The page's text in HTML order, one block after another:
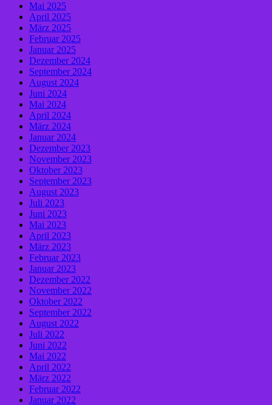
Mai 2025
April 2025
März 2025
Februar 2025
Januar 2025
Dezember 2024
September 2024
August 2024
Juni 2024
Mai 2024
April 2024
März 2024
Januar 2024
Dezember 2023
November 2023
Oktober 2023
September 2023
August 2023
Juli 2023
Juni 2023
Mai 2023
April 2023
März 2023
Februar 2023
Januar 2023
Dezember 2022
November 2022
Oktober 2022
September 2022
August 2022
Juli 2022
Juni 2022
Mai 2022
April 2022
März 2022
Februar 2022
Januar 2022